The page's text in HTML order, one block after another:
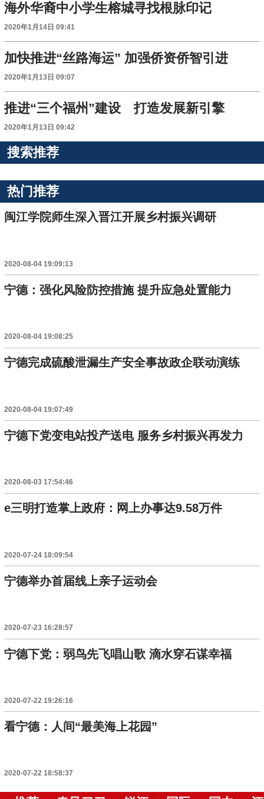
海外华裔中小学生榕城寻找根脉印记
2020年1月14日 09:41
加快推进“丝路海运” 加强侨资侨智引进
2020年1月13日 09:07
推进“三个福州”建设 打造发展新引擎
2020年1月13日 09:42
搜索推荐
热门推荐
闽江学院师生深入晋江开展乡村振兴调研
2020-08-04 19:09:13
宁德：强化风险防控措施 提升应急处置能力
2020-08-04 19:08:25
宁德完成硫酸泄漏生产安全事故政企联动演练
2020-08-04 19:07:49
宁德下党变电站投产送电 服务乡村振兴再发力
2020-08-03 17:54:46
e三明打造掌上政府：网上办事达9.58万件
2020-07-24 18:09:54
宁德举办首届线上亲子运动会
2020-07-23 16:28:57
宁德下党：弱鸟先飞唱山歌 滴水穿石谋幸福
2020-07-22 19:26:16
看宁德：人间“最美海上花园”
2020-07-22 18:58:37